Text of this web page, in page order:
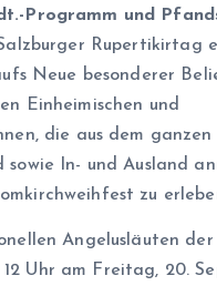
Programm und
Rupertikirtag
Neue besonderer
Einheimischen und
die aus dem ganzen
sowie In- und Ausland
zu
Angelusläuten der
12 Uhr am Freitag, 20.